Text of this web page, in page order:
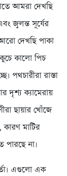
আমরা দেখছি
জ্বলন্ত সূর্যের
দেখছি পাকা
কালো পিচ
রাস্তা
দৃশ্য ক্যামেরায়
ছায়ার খোঁজে
মাটির
পারছে না।
এগুলো এক